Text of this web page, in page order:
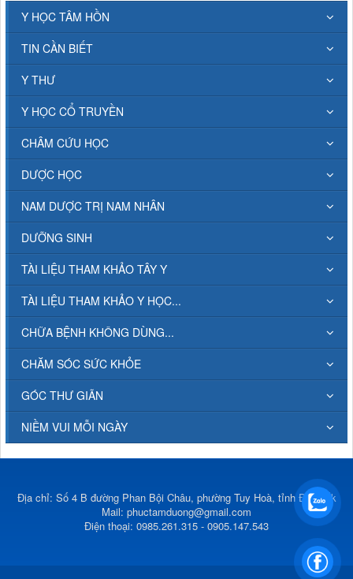
Y HỌC TÂM HỒN
TIN CẦN BIẾT
Y THƯ
Y HỌC CỔ TRUYỀN
CHÂM CỨU HỌC
DƯỢC HỌC
NAM DƯỢC TRỊ NAM NHÂN
DƯỠNG SINH
TÀI LIỆU THAM KHẢO TÂY Y
TÀI LIỆU THAM KHẢO Y HỌC...
CHỮA BỆNH KHÔNG DÙNG...
CHĂM SÓC SỨC KHỎE
GÓC THƯ GIÃN
NIỀM VUI MỖI NGÀY
Địa chỉ: Số 4 B đường Phan Bội Châu, phường Tuy Hoà, tỉnh Đắk Lắk
Mail: phuctamduong@gmail.com
Điện thoại: 0985.261.315 - 0905.147.543